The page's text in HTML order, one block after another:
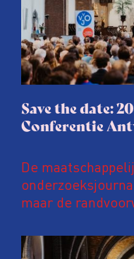
Save the date:
Conferentie
De
maar de
kwetsbaar.
Conferentie
ongemakkelijke